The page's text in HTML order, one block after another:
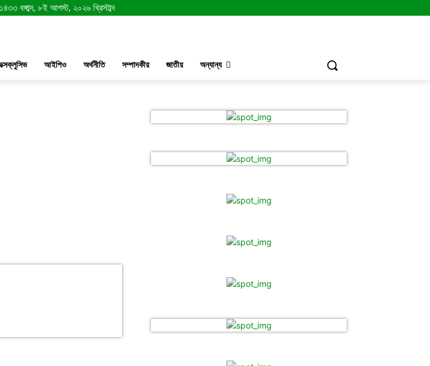
বঙ্গাব্দ, ৮ই আগস্ট, ২০২৬ খ্রিস্টাব্দ
আইপিও অর্থনীতি সম্পাদকীয় জাতীয় অন্যান্য